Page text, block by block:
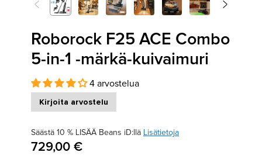
<Edellinen >
Roborock F25 ACE Combo
5-in-1 -märkä-kuivaimuri
4 arvostelua
Kirjoita arvostelu
Säästä 10 % LISÄÄ Beans iD:llä Lisätietoja
729,00 €